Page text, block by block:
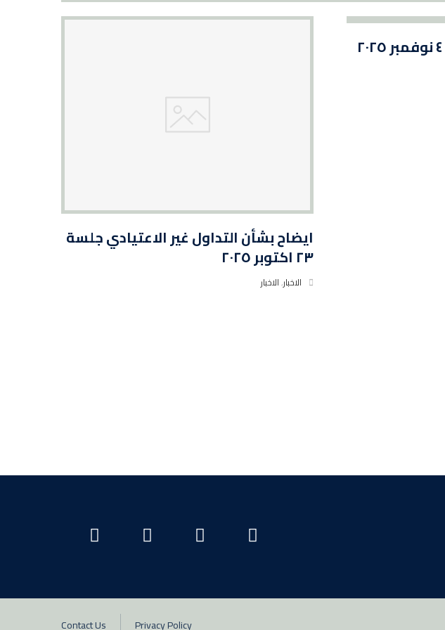
ايضاح بشأن التداول غير الاعتيادي جلسة
٢٣ اكتوبر ٢٠٢٥
الاخبار,الاخبار
Contact Us Privacy Policy